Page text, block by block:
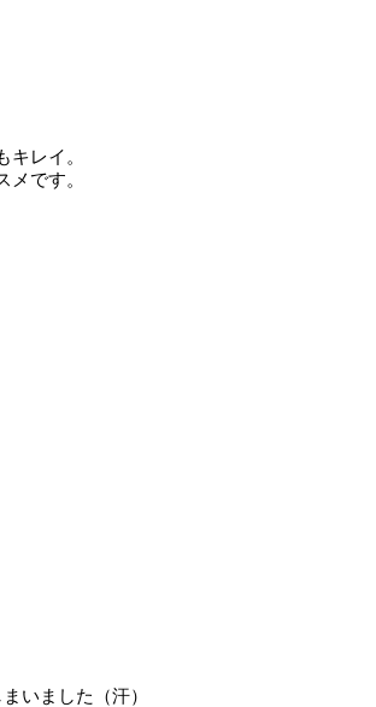
レイ。
です。
いました（汗）